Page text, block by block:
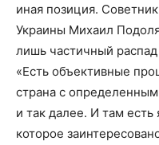
иная позиция.
Украины Михаил
лишь частичный распад
«Есть объективные
страна с
и так далее. И там
которое